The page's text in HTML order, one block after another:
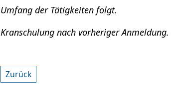
Umfang der Tätigkeiten folgt.
Kranschulung nach vorheriger Anmeldung.
Zurück